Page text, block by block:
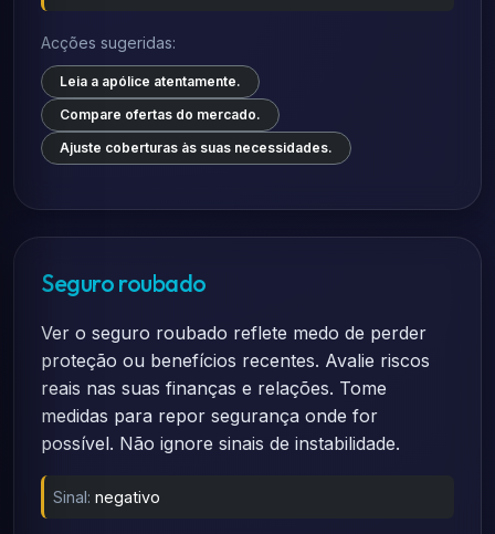
Acções sugeridas:
Leia a apólice atentamente.
Compare ofertas do mercado.
Ajuste coberturas às suas necessidades.
Seguro roubado
Ver o seguro roubado reflete medo de perder
proteção ou benefícios recentes. Avalie riscos
reais nas suas finanças e relações. Tome
medidas para repor segurança onde for
possível. Não ignore sinais de instabilidade.
Sinal: negativo